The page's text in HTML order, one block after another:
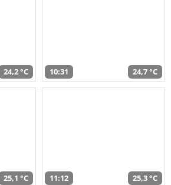
24,2 °C 10:31 24,7 °C
25,1 °C 11:12 25,3 °C